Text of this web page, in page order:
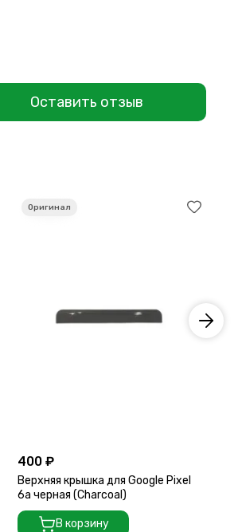
Оставить отзыв
400 ₽
Верхняя крышка для Google Pixel
6a черная (Charcoal)
В корзину